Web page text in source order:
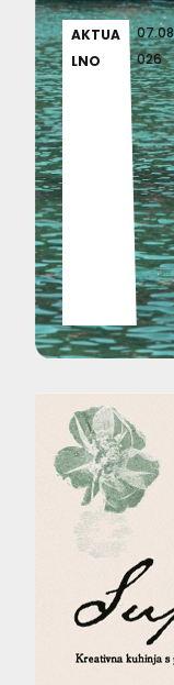
AKTUA
LNO
026